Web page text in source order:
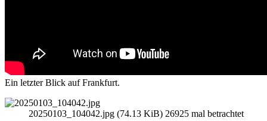
Ein letzter Blick auf Frankfurt.
20250103_104042.jpg (74.13 KiB) 26925 mal betrachtet